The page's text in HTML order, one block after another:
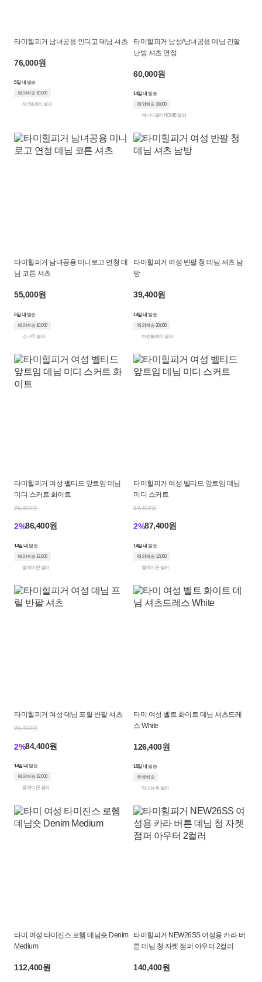
타미힐피거 남녀공용 인디고 데님 셔츠
76,000원
5일 내 발송
해외배송 10,000
제인&제리 셀러
타미힐피거 남성/남녀공용 데님 긴팔
난방 셔츠 연정
60,000원
14일 내 발송
해외배송 10,000
캐나다멀티HOME 셀러
타미힐피거 남녀공용 미니로고 연청 데
님 코튼 셔츠
55,000원
5일 내 발송
해외배송 10,000
소나무 셀러
타미힐피거 여성 반팔 청 데님 셔츠 남
방
39,400원
14일 내 발송
해외배송 20,000
어썸블레어 셀러
타미힐피거 여성 벨티드 앞트임 데님
미디 스커트 화이트
88,400원
2%86,400원
14일 내 발송
해외배송 12,000
엘에이문 셀러
타미힐피거 여성 벨티드 앞트임 데님
미디 스커트
89,400원
2%87,400원
14일 내 발송
해외배송 12,000
엘에이문 셀러
타미힐피거 여성 데님 프릴 반팔 셔츠
86,400원
2%84,400원
14일 내 발송
해외배송 12,000
엘에이문 셀러
타미 여성 벨트 화이트 데님 셔츠드레
스 White
126,400원
15일 내 발송
무료배송
믹스뉴욕 셀러
타미 여성 타미진스 로헴 데님숏 Denim
Medium
112,400원
타미힐피거 NEW26SS 여성용 카라 버
튼 데님 청 자켓 점퍼 아우터 2컬러
140,400원